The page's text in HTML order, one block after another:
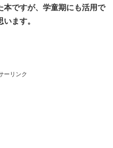
ですが、学童期にも活用で
ます。
ーリンク